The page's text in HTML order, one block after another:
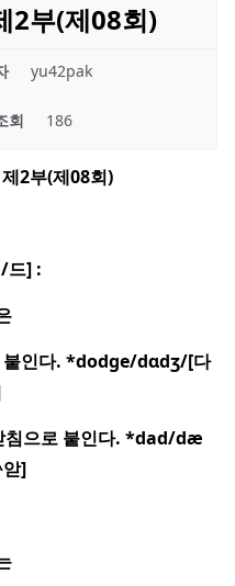
2부(제08회)
yu42pak
회 186
2부(제08회)
/드] :
인다. *dodge/dɑdʒ/[다
으로 붙인다. *dad/dæ
앋]